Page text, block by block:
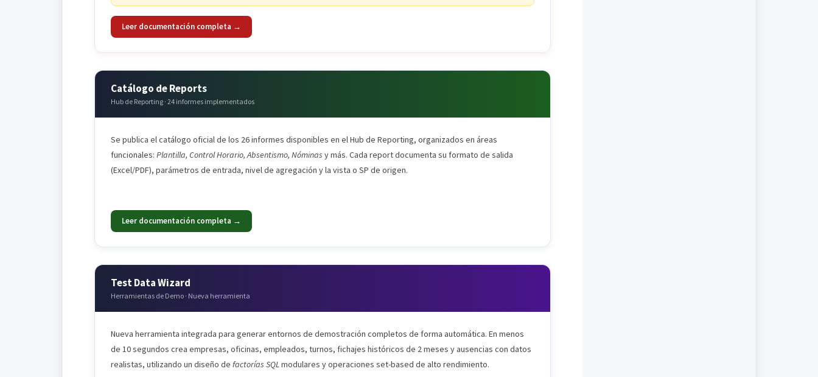
Leer documentación completa →
Catálogo de Reports
Hub de Reporting · 24 informes implementados
Se publica el catálogo oficial de los 26 informes disponibles en el Hub de Reporting, organizados en áreas
funcionales: Plantilla, Control Horario, Absentismo, Nóminas y más. Cada report documenta su formato de salida
(Excel/PDF), parámetros de entrada, nivel de agregación y la vista o SP de origen.
Leer documentación completa →
Test Data Wizard
Herramientas de Demo · Nueva herramienta
Nueva herramienta integrada para generar entornos de demostración completos de forma automática. En menos
de 10 segundos crea empresas, oficinas, empleados, turnos, fichajes históricos de 2 meses y ausencias con datos
realistas, utilizando un diseño de factorías SQLmodulares y operaciones set-based de alto rendimiento.